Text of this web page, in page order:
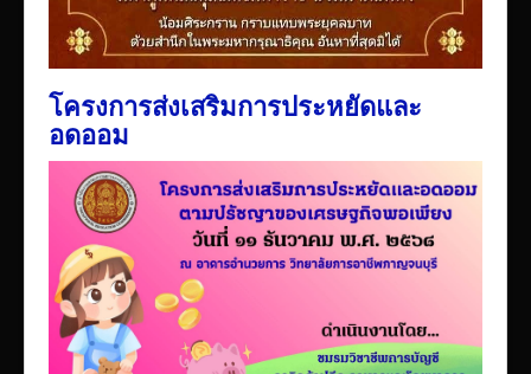
โครงการส่งเสริมการประหยัดและ
อดออม